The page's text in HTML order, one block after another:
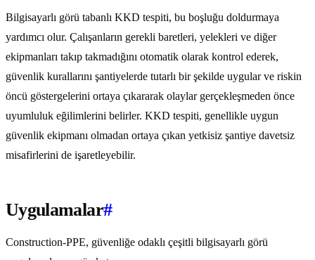
Bilgisayarlı görü tabanlı KKD tespiti, bu boşluğu doldurmaya
yardımcı olur. Çalışanların gerekli baretleri, yelekleri ve diğer
ekipmanları takıp takmadığını otomatik olarak kontrol ederek,
güvenlik kurallarını şantiyelerde tutarlı bir şekilde uygular ve riskin
öncü göstergelerini ortaya çıkararak olaylar gerçekleşmeden önce
uyumluluk eğilimlerini belirler. KKD tespiti, genellikle uygun
güvenlik ekipmanı olmadan ortaya çıkan yetkisiz şantiye davetsiz
misafirlerini de işaretleyebilir.
Uygulamalar#
Construction-PPE, güvenliğe odaklı çeşitli bilgisayarlı görü